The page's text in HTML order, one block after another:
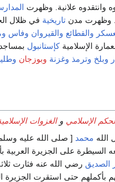
وانتقدوه علانية. وظهرت
. وظهرت مدن تاريخية في ظلال
والقطائع والقيروان وفاس
الإسلامية كإستانبول
وبلخ وترمذ وغزنة وبوزجان
الإسلامي والغزوات
محمد [ صلى الله عليه
السيطرة على الجزيرة العربية
الصديق رضي الله عنه فثارت
بأكملهم حتى استقرت الجزيرة